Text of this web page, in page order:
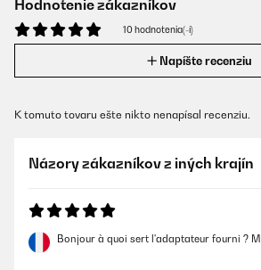
Hodnotenie zákazníkov
10 hodnotenia(-í)
Napíšte recenziu
K tomuto tovaru ešte nikto nenapísal recenziu.
Názory zákazníkov z iných krajín
Bonjour à quoi sert l'adaptateur fourni ?